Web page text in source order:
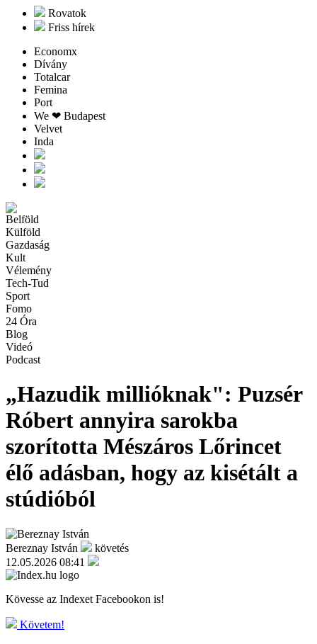
Rovatok
Friss hírek
Economx
Dívány
Totalcar
Femina
Port
We ❤︎ Budapest
Velvet
Inda
Belföld
Külföld
Gazdaság
Kult
Vélemény
Tech-Tud
Sport
Fomo
24 Óra
Blog
Videó
Podcast
„Hazudik millióknak": Puzsér
Róbert annyira sarokba
szorította Mészáros Lőrincet
élő adásban, hogy az kisétált a
stúdióból
Bereznay István
követés
12.05.2026 08:41
Kövesse az Indexet Facebookon is!
Követem!